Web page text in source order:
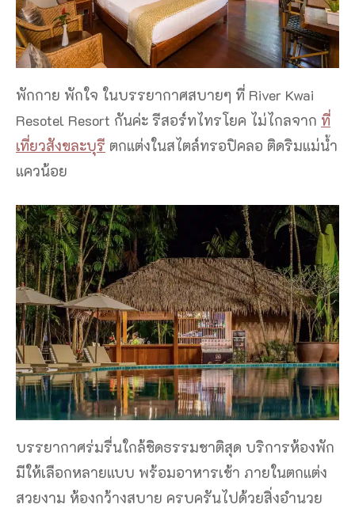
พักกาย พักใจ ในบรรยากาศสบายๆ ที่ River Kwai
Resotel Resort กันค่ะ รีสอร์ทไทรโยค ไม่ไกลจาก ที่
เที่ยวสังขละบุรี ตกแต่งในสไตล์ทรอปิคลอ ติดริมแม่น้ำ
แควน้อย
บรรยากาศร่มรื่นใกล้ชิดธรรมชาติสุด บริการห้องพัก
มีให้เลือกหลายแบบ พร้อมอาหารเช้า ภายในตกแต่ง
สวยงาม ห้องกว้างสบาย ครบครันไปด้วยสิ่งอำนวย